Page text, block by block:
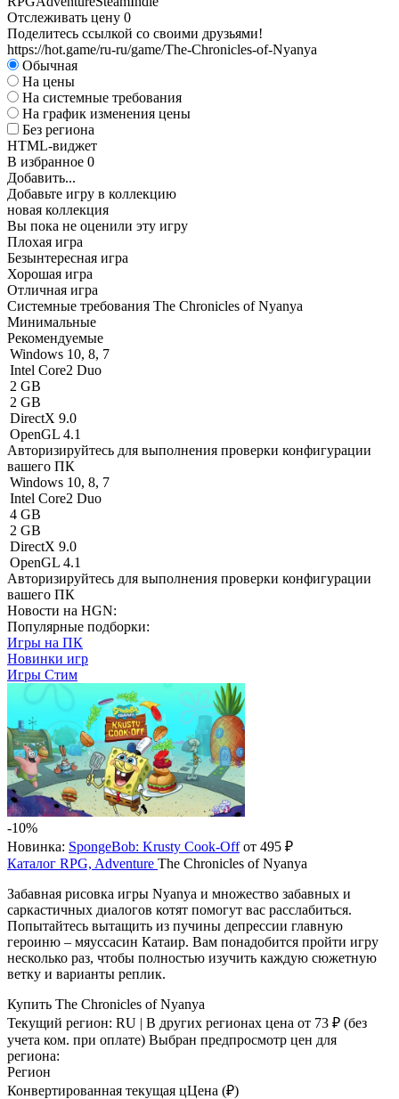
Отслеживать цену 0
Поделитесь ссылкой со своими друзьями!
https://hot.game/ru-ru/game/The-Chronicles-of-Nyanya
Обычная
На цены
На системные требования
На график изменения цены
Без региона
HTML-виджет
В избранное 0
Добавить...
Добавьте игру в коллекцию
новая коллекция
Вы пока не оценили эту игру
Плохая игра
Безынтересная игра
Хорошая игра
Отличная игра
Системные требования The Chronicles of Nyanya
Минимальные
Рекомендуемые
Windows 10, 8, 7
Intel Core2 Duo
2 GB
2 GB
DirectX 9.0
OpenGL 4.1
Авторизируйтесь для выполнения проверки конфигурации
вашего ПК
Windows 10, 8, 7
Intel Core2 Duo
4 GB
2 GB
DirectX 9.0
OpenGL 4.1
Авторизируйтесь для выполнения проверки конфигурации
вашего ПК
Новости на HGN:
Популярные подборки:
Игры на ПК
Новинки игр
Игры Стим
-10%
Новинка: SpongeBob: Krusty Cook-Offот 495 ₽
Каталог RPG, Adventure The Chronicles of Nyanya
Забавная рисовка игры Nyanya и множество забавных и
саркастичных диалогов котят помогут вас расслабиться.
Попытайтесь вытащить из пучины депрессии главную
героиню – мяуссасин Катаир. Вам понадобится пройти игру
несколько раз, чтобы полностью изучить каждую сюжетную
ветку и варианты реплик.
Купить The Chronicles of Nyanya
Текущий регион: RU | В других регионах цена от 73 ₽ (без
учета ком. при оплате) Выбран предпросмотр цен для
региона:
Регион
Конвертированная текущая цЦена (₽)